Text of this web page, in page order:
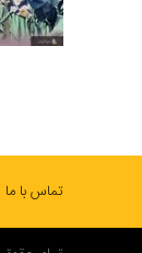
تماس با ما